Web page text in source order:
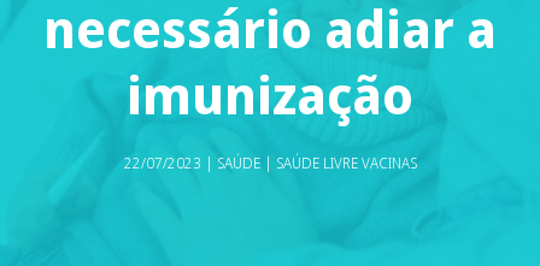
necessário adiar a
imunização
22/07/2023 | SAÚDE | SAÚDE LIVRE VACINAS